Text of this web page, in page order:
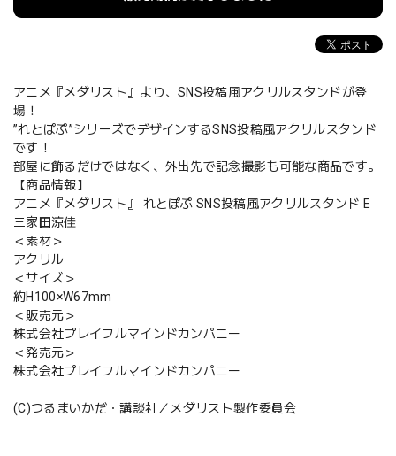
アニメ『メダリスト』より、SNS投稿風アクリルスタンドが登
場！
”れとぽぷ”シリーズでデザインするSNS投稿風アクリルスタンド
です！
部屋に飾るだけではなく、外出先で記念撮影も可能な商品です。
【商品情報】
アニメ『メダリスト』 れとぽぷ SNS投稿風アクリルスタンド E
三家田涼佳
＜素材＞
アクリル
＜サイズ＞
約H100×W67mm
＜販売元＞
株式会社プレイフルマインドカンパニー
＜発売元＞
株式会社プレイフルマインドカンパニー
(C)つるまいかだ・講談社／メダリスト製作委員会